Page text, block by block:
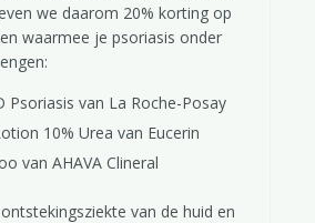
we daarom 20% korting op
waarmee je psoriasis onder
Psoriasis van La Roche-Posay
10% Urea van Eucerin
van AHAVA Clineral
van de huid en